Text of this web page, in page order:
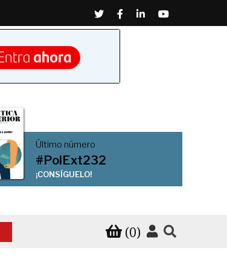
TwitterFacebook
LinkedinYoutube
Último número
#PolExt232
¡CONSÍGUELO!
(0)